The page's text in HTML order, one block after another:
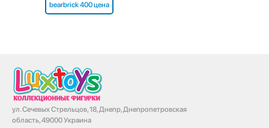
bearbrick 400 цена
ул. Сечевых Стрельцов, 18, Днепр, Днепропетровская
область, 49000 Украина